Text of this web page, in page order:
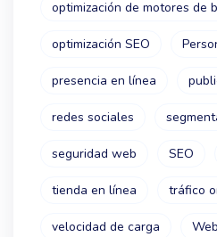
optimización de motores de
optimización SEO
presencia en línea
redes sociales
seguridad web SEO
tienda en línea tráfico
velocidad de carga